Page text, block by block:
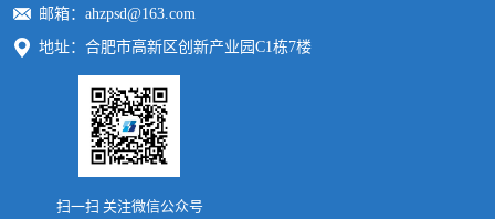
邮箱：ahzpsd@163.com
地址：合肥市高新区创新产业园C1栋7楼
扫一扫 关注微信公众号